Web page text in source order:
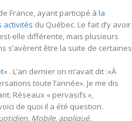
France, ayant participé à la
activités du Québec. Le fait d’y avoir
elle différente, mais plusieurs
s’avèrent être la suite de certaines
« . L’an dernier on m’avait dit :«À
toute l’année». Je me dis
Réseaux « pervasifs »,
de quoi il a été question.
Mobile, appliqué,